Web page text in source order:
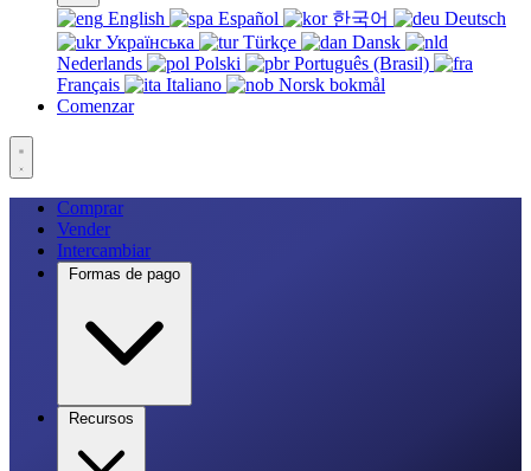
English Español 한국어
Deutsch
Українська
Türkçe
Dansk
Nederlands
Polski
Português (Brasil)
Français
Italiano
Norsk bokmål
Comenzar
Comprar
Vender
Intercambiar
Formas de pago
Recursos